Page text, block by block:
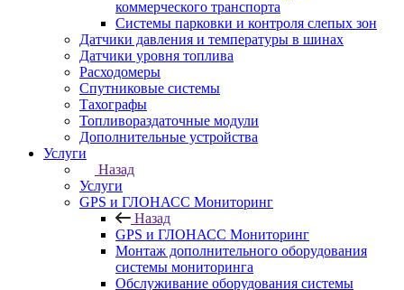
коммерческого транспорта
Системы парковки и контроля слепых зон
Датчики давления и температуры в шинах
Датчики уровня топлива
Расходомеры
Спутниковые системы
Тахографы
Топливораздаточные модули
Дополнительные устройства
Услуги
Назад
Услуги
GPS и ГЛОНАСС Мониторинг
Назад
GPS и ГЛОНАСС Мониторинг
Монтаж дополнительного оборудования
системы мониторинга
Обслуживание оборудования системы